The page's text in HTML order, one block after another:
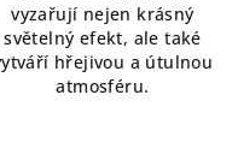
vyzařují nejen krásný
světelný efekt, ale také
hřejivou a útulnou
atmosféru.